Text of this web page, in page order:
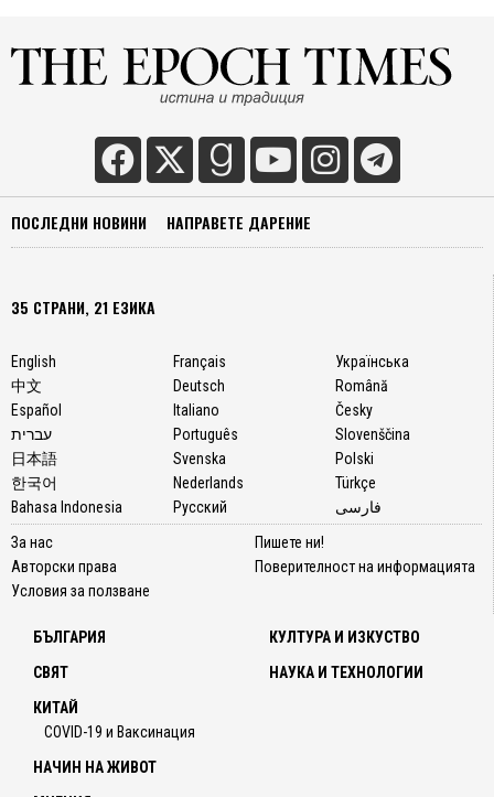
ПОСЛЕДНИ НОВИНИ НАПРАВЕТЕ ДАРЕНИЕ
35 СТРАНИ, 21 ЕЗИКА
English
中文
Español
עברית
日本語
한국어
Bahasa Indonesia
Français
Deutsch
Italiano
Português
Svenska
Nederlands
Русский
Українська
Română
Česky
Slovenščina
Polski
Türkçe
فارسی
За нас
Авторски права
Условия за ползване
Пишете ни!
Поверителност на информацията
БЪЛГАРИЯ
СВЯТ
КИТАЙ
COVID-19 и Ваксинация
КУЛТУРА И ИЗКУСТВО
НАУКА И ТЕХНОЛОГИИ
НАЧИН НА ЖИВОТ